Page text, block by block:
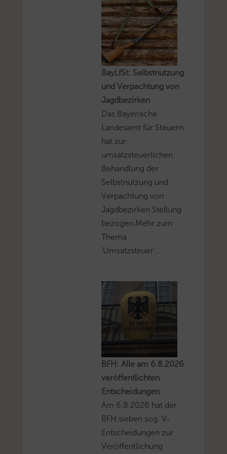
BayLfSt: Selbstnutzung
und Verpachtung von
Jagdbezirken
Das Bayerische
Landesamt für Steuern
hat zur
umsatzsteuerlichen
Behandlung der
Selbstnutzung und
Verpachtung von
Jagdbezirken Stellung
bezogen.Mehr zum
Thema
'Umsatzsteuer'...
BFH: Alle am 6.8.2026
veröffentlichten
Entscheidungen
Am 6.8.2026 hat der
BFH sieben sog. V-
Entscheidungen zur
Veröffentlichung